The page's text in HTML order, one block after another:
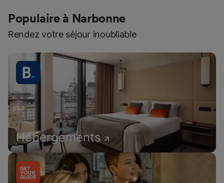
Populaire à Narbonne
Rendez votre séjour inoubliable
Hébergements